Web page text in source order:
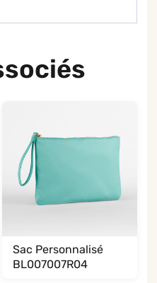
Sac Personnalisé
BL007007R04